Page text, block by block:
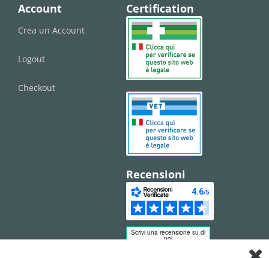
Account
Crea un Account
Logout
Checkout
Certification
Recensioni